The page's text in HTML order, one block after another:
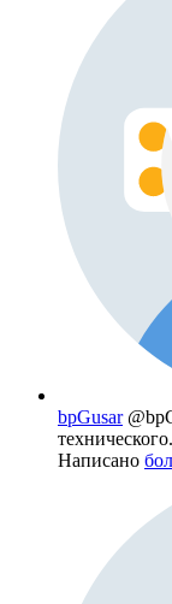
bpGusar
Написано